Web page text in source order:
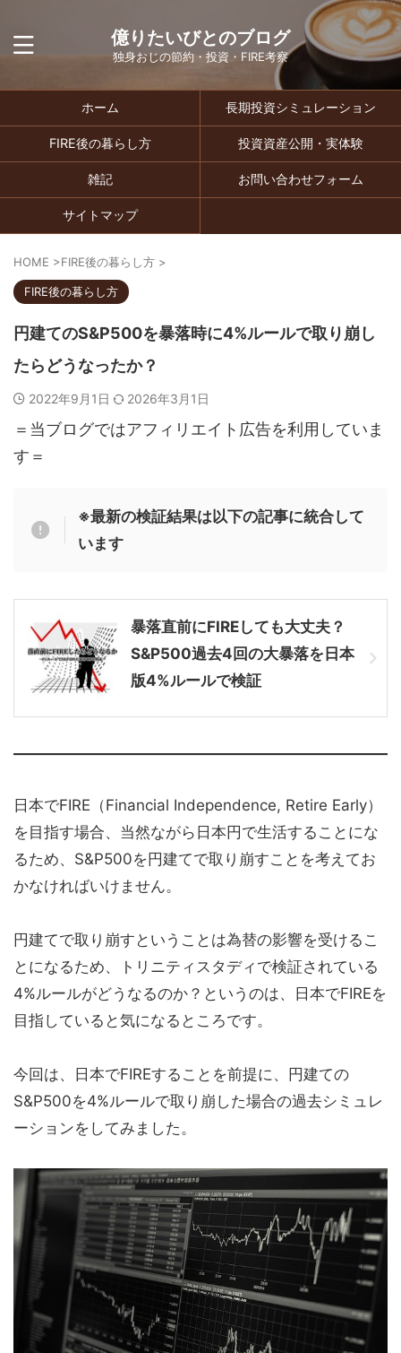
億りたいびとのブログ
独身おじの節約・投資・FIRE考察
ホーム 長期投資シミュレーション
FIRE後の暮らし方 投資資産公開・実体験
雑記 お問い合わせフォーム
サイトマップ
HOME >FIRE後の暮らし方 >
FIRE後の暮らし方
円建てのS&P500を暴落時に4%ルールで取り崩し
たらどうなったか？
2022年9月1日 2026年3月1日
＝当ブログではアフィリエイト広告を利用していま
す＝
※最新の検証結果は以下の記事に統合して
います
暴落直前にFIREしても大丈夫？
S&P500過去4回の大暴落を日本
版4%ルールで検証
日本でFIRE（Financial Independence, Retire Early）
を目指す場合、当然ながら日本円で生活することにな
るため、S&P500を円建てで取り崩すことを考えてお
かなければいけません。
円建てで取り崩すということは為替の影響を受けるこ
とになるため、トリニティスタディで検証されている
4%ルールがどうなるのか？というのは、日本でFIREを
目指していると気になるところです。
今回は、日本でFIREすることを前提に、円建ての
S&P500を4%ルールで取り崩した場合の過去シミュレ
ーションをしてみました。